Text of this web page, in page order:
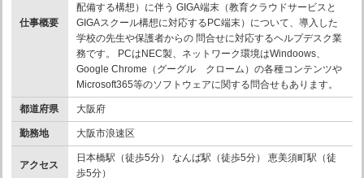
仕事概要
配備する構想）に伴う GIGA端末（教育クラウドサービスと
GIGAスクール構想に対応するPC端末）について、導入した
学校の先生や保護者からの 問合せに対応するヘルプデスク業
務です。 PCはNEC製、ネットワーク環境はWindoows、
Google Chrome（グーグル クローム）の各種コンテンツや
Microsoft365等のソフトウェアに関する問合せもあります。
都道府県 大阪府
勤務地 大阪市浪速区
アクセス
日本橋駅（徒歩5分） なんば駅（徒歩5分） 恵美須町駅（徒
歩5分）